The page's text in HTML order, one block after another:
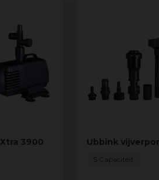
3900 Ubbink
5 Capaciteit